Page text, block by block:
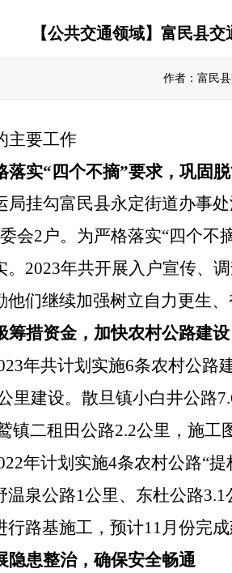
【公共交通领域】富民县
作者：富民
主要工作
落实“ 四个不摘”要求，巩固
局挂勾富民县永定街道办事
会2户。 为严格落实“四个不
2023年共开展入户宣传、
他们继续加强树立自力更生
筹措资金，加快农村公路建设
年共计划实施6条农村公路
里建设。散旦镇小白井公路
镇二租田公路2.2公里，施工
年计划实施4条农村公路“提
温泉公路1公里、东杜公路3.1
行路基施工，预计11月份完
隐患整治，确保安全畅通